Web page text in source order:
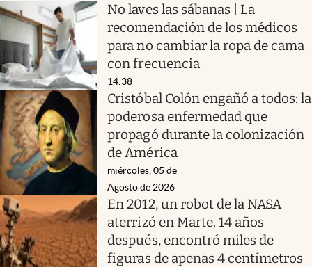
No laves las sábanas | La
recomendación de los médicos
para no cambiar la ropa de cama
con frecuencia
14:38
Cristóbal Colón engañó a todos: la
poderosa enfermedad que
propagó durante la colonización
de América
miércoles, 05 de
Agosto de 2026
En 2012, un robot de la NASA
aterrizó en Marte. 14 años
después, encontró miles de
figuras de apenas 4 centímetros